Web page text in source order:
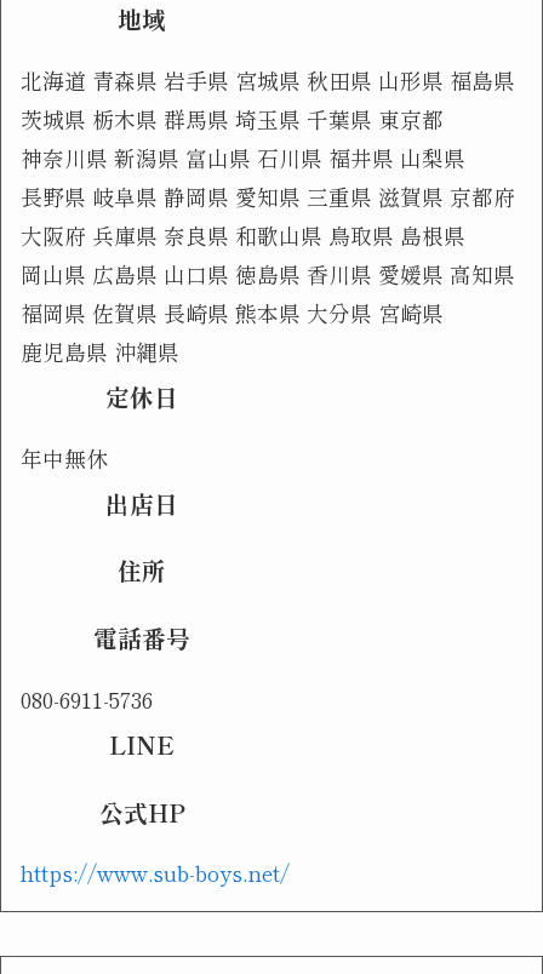
地域
北海道 青森県 岩手県 宮城県 秋田県 山形県 福島県
茨城県 栃木県 群馬県 埼玉県 千葉県 東京都
神奈川県 新潟県 富山県 石川県 福井県 山梨県
長野県 岐阜県 静岡県 愛知県 三重県 滋賀県 京都府
大阪府 兵庫県 奈良県 和歌山県 鳥取県 島根県
岡山県 広島県 山口県 徳島県 香川県 愛媛県 高知県
福岡県 佐賀県 長崎県 熊本県 大分県 宮崎県
鹿児島県 沖縄県
定休日
年中無休
出店日
住所
電話番号
080-6911-5736
LINE
公式HP
https://www.sub-boys.net/